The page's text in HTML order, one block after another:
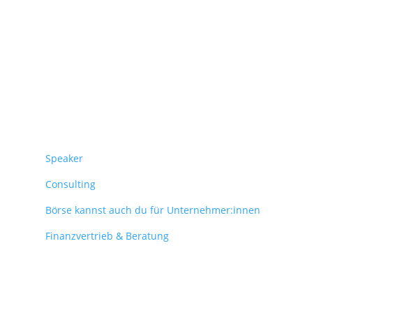
Speaker
Consulting
Börse kannst auch du für Unternehmer:innen
Finanzvertrieb & Beratung